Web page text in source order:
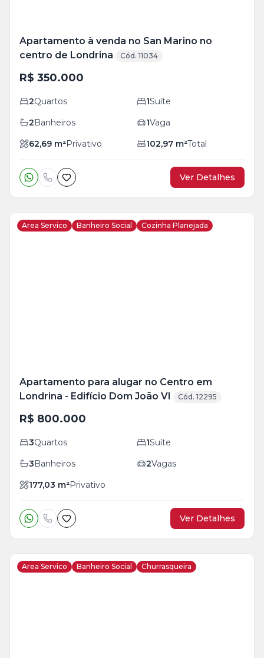
Apartamento à venda no San Marino no
centro de Londrina
Cód. 11034
R$ 350.000
2Quartos 1Suíte
2Banheiros 1Vaga
62,69 m²Privativo 102,97 m²Total
Ver Detalhes
Area Servico Banheiro Social Cozinha Planejada
Apartamento para alugar no Centro em
Londrina - Edifício Dom João VI
Cód. 12295
R$ 800.000
3Quartos 1Suíte
3Banheiros 2Vagas
177,03 m²Privativo
Ver Detalhes
Area Servico Banheiro Social Churrasqueira